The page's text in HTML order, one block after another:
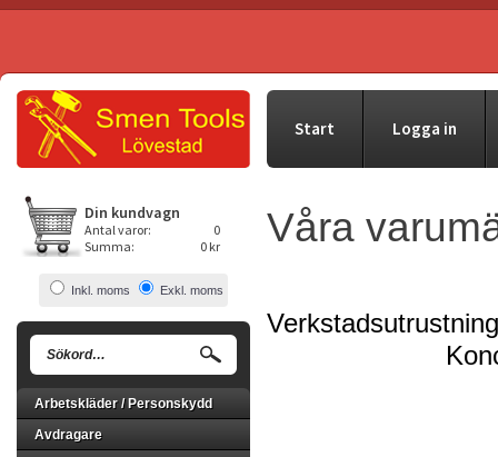
Start Logga in
Din kundvagn
Antal varor:
0
Summa:
0 kr
Inkl. moms Exkl. moms
Arbetskläder / Personskydd
Avdragare
Våra